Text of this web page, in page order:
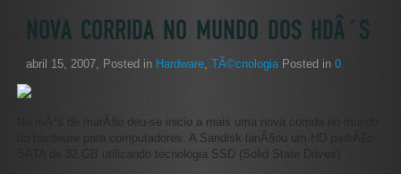
NOVA CORRIDA NO MUNDO DOS HDÂ´S
abril 15, 2007, Posted in Hardware, TÃ©cnologiaPosted in 0
No mÃªs de marÃ§o deu-se inicio a mais uma nova corrida no mundo
do hardware para computadores. A Sandisk lanÃ§ou um HD padrÃ£o
SATA de 32 GB utilizando tecnologia SSD (Solid State Drives).